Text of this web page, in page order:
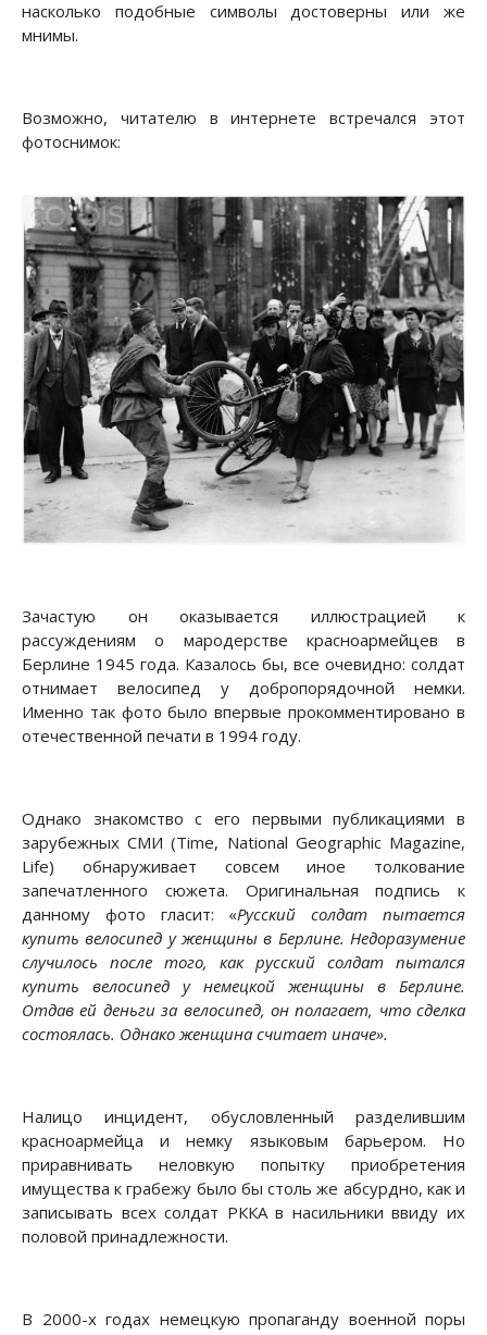
насколько подобные символы достоверны или же
мнимы.
Возможно, читателю в интернете встречался этот
фотоснимок:
Зачастую он оказывается иллюстрацией к
рассуждениям о мародерстве красноармейцев в
Берлине 1945 года. Казалось бы, все очевидно: солдат
отнимает велосипед у добропорядочной немки.
Именно так фото было впервые прокомментировано в
отечественной печати в 1994 году.
Однако знакомство с его первыми публикациями в
зарубежных СМИ (Time, National Geographic Magazine,
Life) обнаруживает совсем иное толкование
запечатленного сюжета. Оригинальная подпись к
данному фото гласит: «Русский солдат пытается
купить велосипед у женщины в Берлине. Недоразумение
случилось после того, как русский солдат пытался
купить велосипед у немецкой женщины в Берлине.
Отдав ей деньги за велосипед, он полагает, что сделка
состоялась. Однако женщина считает иначе».
Налицо инцидент, обусловленный разделившим
красноармейца и немку языковым барьером. Но
приравнивать неловкую попытку приобретения
имущества к грабежу было бы столь же абсурдно, как и
записывать всех солдат РККА в насильники ввиду их
половой принадлежности.
В 2000-х годах немецкую пропаганду военной поры